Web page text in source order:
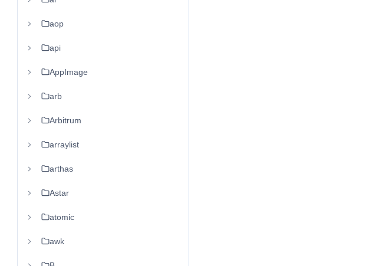
aop
api
AppImage
arb
Arbitrum
arraylist
arthas
Astar
atomic
awk